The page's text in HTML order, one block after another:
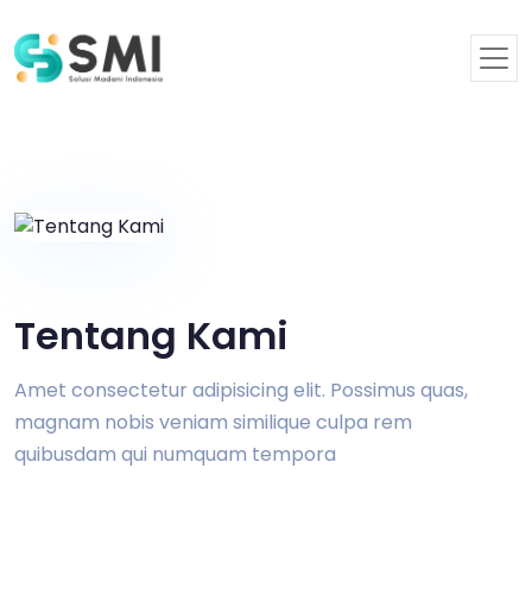
Tentang Kami
Amet consectetur adipisicing elit. Possimus quas,
magnam nobis veniam similique culpa rem
quibusdam qui numquam tempora